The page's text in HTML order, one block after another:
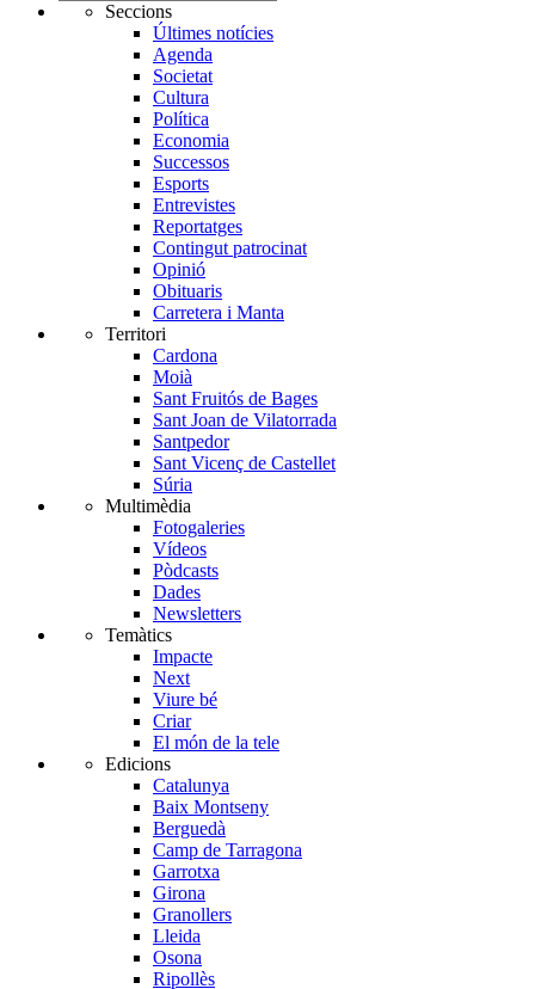
Seccions
Últimes notícies
Agenda
Societat
Cultura
Política
Economia
Successos
Esports
Entrevistes
Reportatges
Contingut patrocinat
Opinió
Obituaris
Carretera i Manta
Territori
Cardona
Moià
Sant Fruitós de Bages
Sant Joan de Vilatorrada
Santpedor
Sant Vicenç de Castellet
Súria
Multimèdia
Fotogaleries
Vídeos
Pòdcasts
Dades
Newsletters
Temàtics
Impacte
Next
Viure bé
Criar
El món de la tele
Edicions
Catalunya
Baix Montseny
Berguedà
Camp de Tarragona
Garrotxa
Girona
Granollers
Lleida
Osona
Ripollès